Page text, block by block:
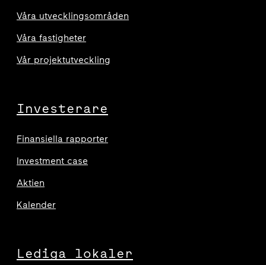
Våra utvecklingsområden
Våra fastigheter
Vår projektutveckling
Investerare
Finansiella rapporter
Investment case
Aktien
Kalender
Lediga lokaler